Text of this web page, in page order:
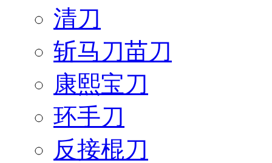
清刀
斩马刀苗刀
康熙宝刀
环手刀
反接棍刀